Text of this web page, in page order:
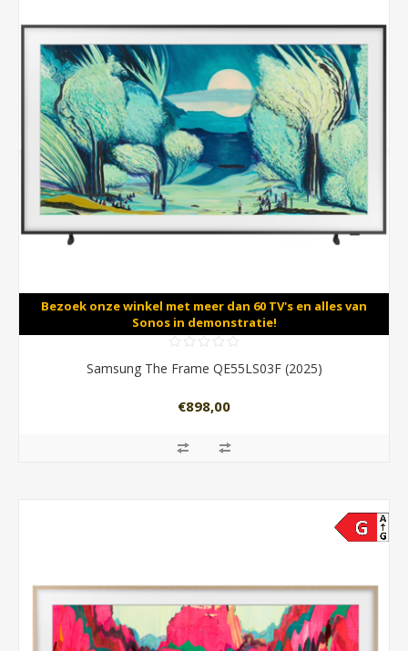
Bezoek onze winkel met meer dan 60 TV's en alles van
Sonos in demonstratie!
Samsung The Frame QE55LS03F (2025)
€898,00